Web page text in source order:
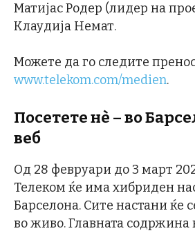
Матијас Родер (лидер на
Клаудија Немат.
Можете да го следите
www.telekom.com/medien.
Посетете нè – во
веб
Од 28 февруари до 3 март
Телеком ќе има хибриден
Барселона. Сите настани ќе
во живо. Главната содржина